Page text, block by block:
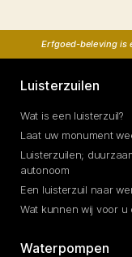
Erfgoed-beleving is
Luisterzuilen
Wat is een luisterzuil?
Laat uw monument
Luisterzuilen;
autonoom
Een luisterzuil naar
Wat kunnen wij voor u
Waterpompen